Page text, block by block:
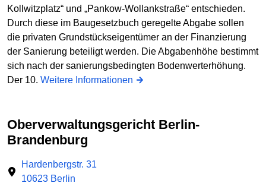
Kollwitzplatz“ und „Pankow-Wollankstraße“ entschieden.
Durch diese im Baugesetzbuch geregelte Abgabe sollen
die privaten Grundstückseigentümer an der Finanzierung
der Sanierung beteiligt werden. Die Abgabenhöhe bestimmt
sich nach der sanierungsbedingten Bodenwerterhöhung.
Der 10. Weitere Informationen
Oberverwaltungs­gericht Berlin-
Brandenburg
Hardenbergstr. 31
10623 Berlin